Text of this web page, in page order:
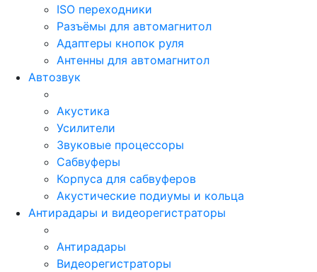
ISO переходники
Разъёмы для автомагнитол
Адаптеры кнопок руля
Антенны для автомагнитол
Автозвук
Акустика
Усилители
Звуковые процессоры
Сабвуферы
Корпуса для сабвуферов
Акустические подиумы и кольца
Антирадары и видеорегистраторы
Антирадары
Видеорегистраторы